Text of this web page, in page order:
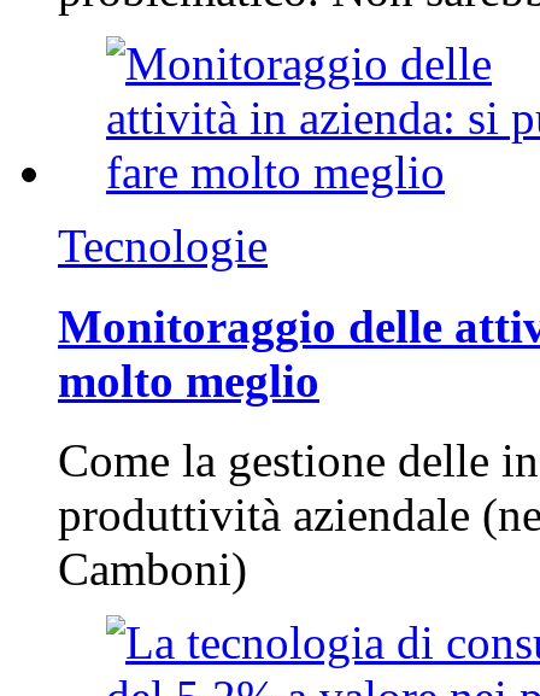
Tecnologie
Monitoraggio delle
molto meglio
Come la gestione delle
produttività aziendale
Camboni)